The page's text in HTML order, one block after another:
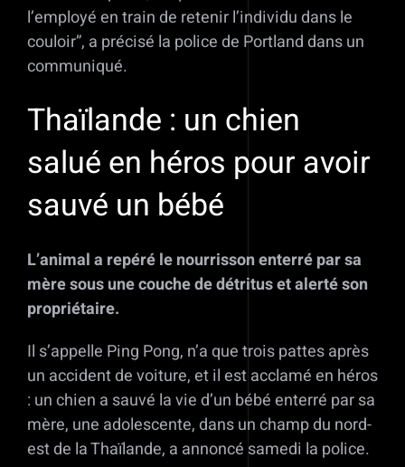
l’employé en train de retenir l’individu dans le
couloir”, a précisé la police de Portland dans un
communiqué.
Thaïlande : un chien
salué en héros pour avoir
sauvé un bébé
L’animal a repéré le nourrisson enterré par sa
mère sous une couche de détritus et alerté son
propriétaire.
Il s’appelle Ping Pong, n’a que trois pattes après
un accident de voiture, et il est acclamé en héros
: un chien a sauvé la vie d’un bébé enterré par sa
mère, une adolescente, dans un champ du nord-
est de la Thaïlande, a annoncé samedi la police.